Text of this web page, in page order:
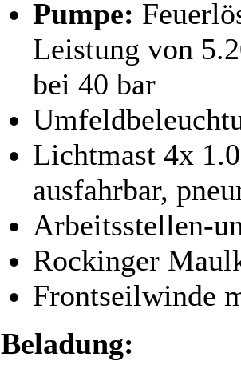
Pumpe:
Leistung von
bei 40 bar
Lichtmast 4x
ausfahrbar,
Arbeitsstellen-
Rockinger
Frontseilwinde
Beladung: